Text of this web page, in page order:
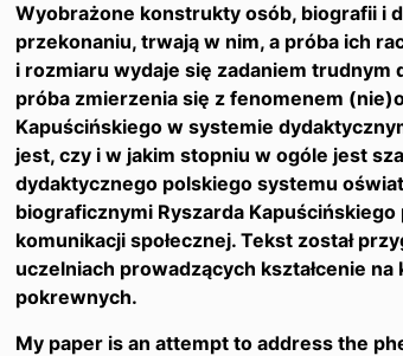
Wyobrażone konstrukty osób, biografii i
przekonaniu, trwają w nim, a próba ich
i rozmiaru wydaje się zadaniem trudnym
próba zmierzenia się z fenomenem
Kapuścińskiego w systemie
jest, czy i w jakim stopniu w ogóle jest
dydaktycznego polskiego systemu
biograficznymi Ryszarda
komunikacji społecznej. Tekst został
uczelniach prowadzących kształcenie
pokrewnych.
My paper is an attempt to address the